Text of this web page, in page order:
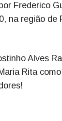
Frederico
na região de
Alves
Rita